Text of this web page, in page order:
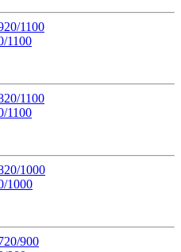
1100
1100
1000